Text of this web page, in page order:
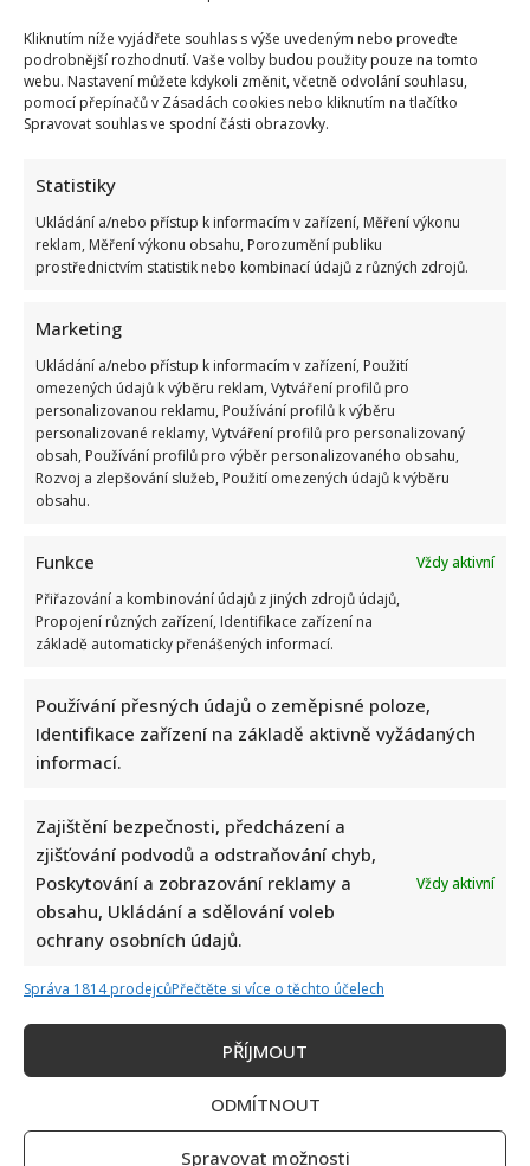
Kliknutím níže vyjádřete souhlas s výše uvedeným nebo proveďte
podrobnější rozhodnutí. Vaše volby budou použity pouze na tomto
webu. Nastavení můžete kdykoli změnit, včetně odvolání souhlasu,
pomocí přepínačů v Zásadách cookies nebo kliknutím na tlačítko
Spravovat souhlas ve spodní části obrazovky.
Statistiky
Ukládání a/nebo přístup k informacím v zařízení, Měření výkonu
reklam, Měření výkonu obsahu, Porozumění publiku
prostřednictvím statistik nebo kombinací údajů z různých zdrojů.
Marketing
Ukládání a/nebo přístup k informacím v zařízení, Použití
omezených údajů k výběru reklam, Vytváření profilů pro
personalizovanou reklamu, Používání profilů k výběru
personalizované reklamy, Vytváření profilů pro personalizovaný
obsah, Používání profilů pro výběr personalizovaného obsahu,
Rozvoj a zlepšování služeb, Použití omezených údajů k výběru
obsahu.
Funkce
Vždy aktivní
Přiřazování a kombinování údajů z jiných zdrojů údajů,
Propojení různých zařízení, Identifikace zařízení na
základě automaticky přenášených informací.
Používání přesných údajů o zeměpisné poloze,
Identifikace zařízení na základě aktivně vyžádaných
informací.
Zajištění bezpečnosti, předcházení a
zjišťování podvodů a odstraňování chyb,
Poskytování a zobrazování reklamy a
obsahu, Ukládání a sdělování voleb
ochrany osobních údajů.
Vždy aktivní
Správa 1814 prodejcůPřečtěte si více o těchto účelech
PŘÍJMOUT
ODMÍTNOUT
Spravovat možnosti